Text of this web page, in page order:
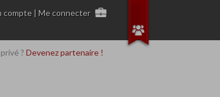
compte |Me connecter
? Devenez partenaire !